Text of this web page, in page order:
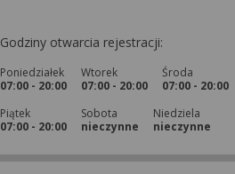
Godziny otwarcia rejestracji:
Poniedziałek
07:00 - 20:00
Wtorek
07:00 - 20:00
Środa
07:00 - 20:00
Piątek
07:00 - 20:00
Sobota
nieczynne
Niedziela
nieczynne